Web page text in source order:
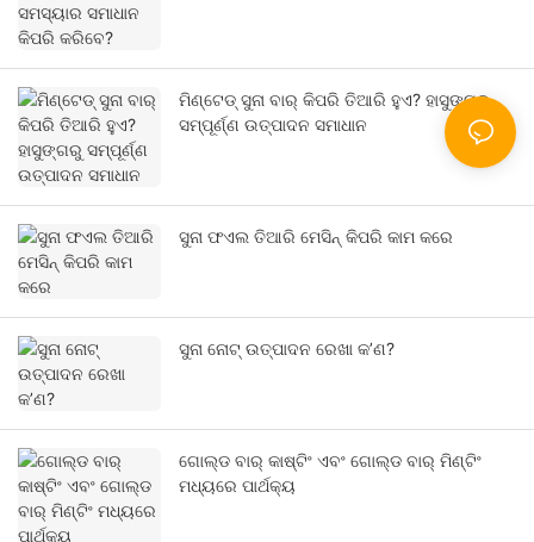
ମିଣ୍ଟେଡ୍ ସୁନା ବାର୍ କିପରି ତିଆରି ହୁଏ? ହାସୁଙ୍ଗରୁ
ସମ୍ପୂର୍ଣ୍ଣ ଉତ୍ପାଦନ ସମାଧାନ
ସୁନା ଫଏଲ ତିଆରି ମେସିନ୍ କିପରି କାମ କରେ
ସୁନା ନୋଟ୍ ଉତ୍ପାଦନ ରେଖା କ’ଣ?
ଗୋଲ୍ଡ ବାର୍ କାଷ୍ଟିଂ ଏବଂ ଗୋଲ୍ଡ ବାର୍ ମିଣ୍ଟିଂ
ମଧ୍ୟରେ ପାର୍ଥକ୍ୟ